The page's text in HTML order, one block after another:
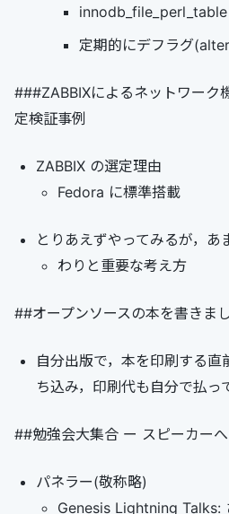
定期的にデフラグ
###ZABBIXによるネットワーク
定検証事例
ZABBIX の選定理由
Fedora に標準搭載
とりあえずやってみるが，あ
わりと重要な考え方
##オープンソースの本を書きま
自分出版で，本を印刷する
ち込み，印刷代も自分で払っ
##勉強会大集合 ー スピーカー
パネラー(敬称略)
Genesis Lightning Talks: